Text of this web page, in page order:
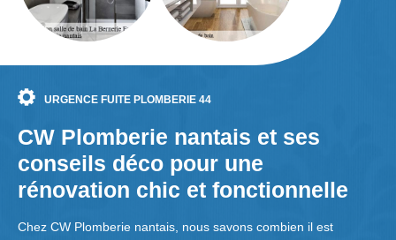
URGENCE FUITE PLOMBERIE 44
CW Plomberie nantais et ses
conseils déco pour une
rénovation chic et fonctionnelle
Chez CW Plomberie nantais, nous savons combien il est